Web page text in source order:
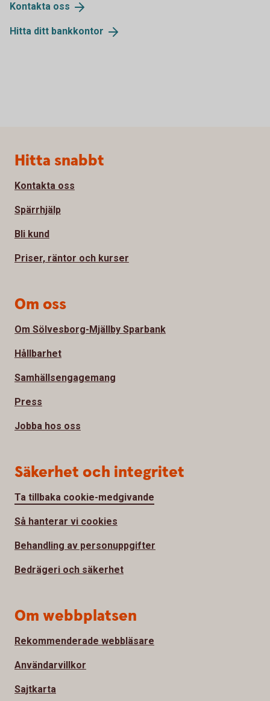
Kontakta oss
Hitta ditt bankkontor
Sidfot
Hitta snabbt
Kontakta oss
Spärrhjälp
Bli kund
Priser, räntor och kurser
Om oss
Om Sölvesborg-Mjällby Sparbank
Hållbarhet
Samhällsengagemang
Press
Jobba hos oss
Säkerhet och integritet
Ta tillbaka cookie-medgivande
Så hanterar vi cookies
Behandling av personuppgifter
Bedrägeri och säkerhet
Om webbplatsen
Rekommenderade webbläsare
Användarvillkor
Sajtkarta